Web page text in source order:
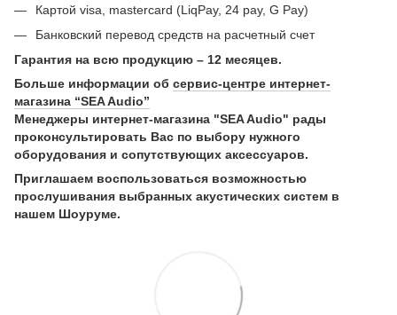
Картой visa, mastercard (LiqPay, 24 pay, G Pay)
Банковский перевод средств на расчетный счет
Гарантия на всю продукцию – 12 месяцев.
Больше информации об сервис-центре интернет-
магазина “SEA Audio”
Менеджеры интернет-магазина "SEA Audio" рады
проконсультировать Вас по выбору нужного
оборудования и сопутствующих аксессуаров.
Приглашаем воспользоваться возможностью
прослушивания выбранных акустических систем в
нашем Шоуруме.